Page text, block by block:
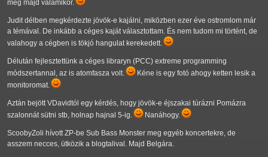
meg majd valamikor.
Judit délben megkérdezte jövök-e kajálni, miközben ezer éve ostromlom már
a témával. De inkább a céges kaját választottam. És nem tudom mi történt, de
valahogy a cégben is tökjó hangulat kerekedett.
Délután fejlesztettünk a céges libraryn (PCC) extreme programming
módszertannal, az is atomfasza volt.
Kéne is egy fotó ahogy ketten lesik a
monitoromat.
Aztán bejött VDavidtól egy kérdés, hogy jövök-e éjszakai túrázni Pomázra
szalonnát sütni stb, holnap hajnal 5-ig.
Nanáhogy.
ScoobyZoli hívott ZP-be Sub Bass Monster meg egyéb koncertekre, de
asszem necces, ütközik a blogtalival. Majd Belgára.